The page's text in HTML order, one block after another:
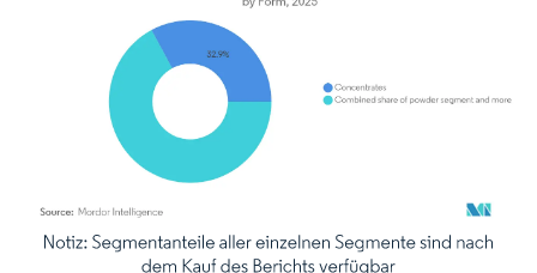
Bild © Mordor Intelligence. Wiederverwendung erfordert Namensnennung